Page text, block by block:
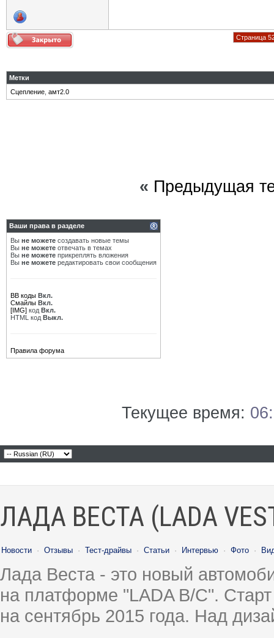
Страница
Метки
Сцепление амт2.0
« Предыдущая
Ваши права в разделе
Вы не можете создавать новые темы
Вы не можете отвечать в темах
Вы не можете прикреплять вложения
Вы не можете редактировать свои сообщения
BB коды Вкл.
Смайлы Вкл.
[IMG] код Вкл.
HTML код Выкл.
Правила форума
Текущее время:
ЛАДА ВЕСТА (LADA
Новости · Отзывы · Тест-драйвы · Статьи · Интервью · Фото ·
Лада Веста - это новый
на платформе "LADA B/C".
на сентябрь 2015 года. Над